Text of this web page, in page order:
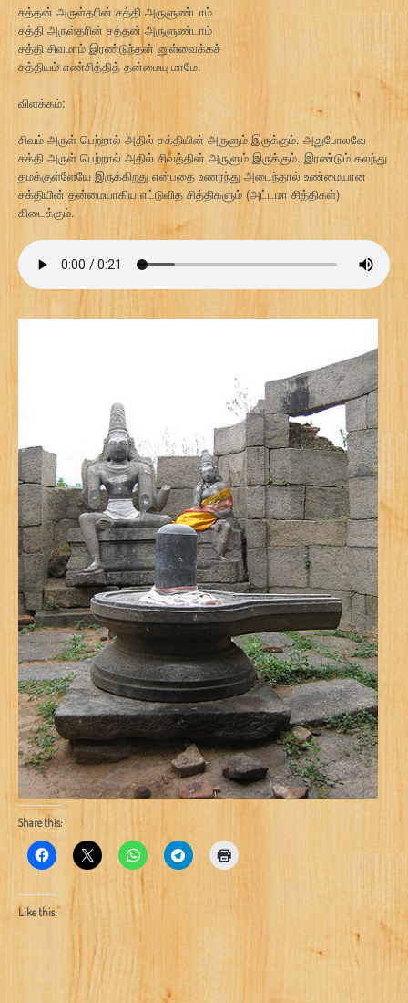
சத்தன் அருள்தரின் சத்தி அருளுண்டாம்
சத்தி அருள்தரின் சத்தன் அருளுண்டாம்
சத்தி சிவமாம் இரண்டுந்தன் னுள்வைக்கச்
சத்தியம் எண்சித்தித் தன்மையு மாமே.
விளக்கம்:
சிவம் அருள் பெற்றால் அதில் சக்தியின் அருளும் இருக்கும். அதுபோலவே
சக்தி அருள் பெற்றால் அதில் சிவத்தின் அருளும் இருக்கும். இரண்டும் கலந்து
தமக்குள்ளேயே இருக்கிறது என்பதை உணரந்து அடைந்தால் உண்மையான
சக்தியின் தன்மையாகிய எட்டுவித சித்திகளும் (அட்டமா சித்திகள்)
கிடைக்கும்.
Share this:
Like this: